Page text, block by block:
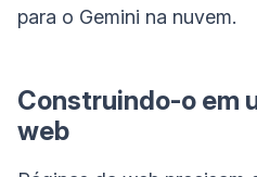
para o Gemini na nuvem.
Construindo-o em
web